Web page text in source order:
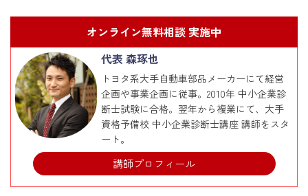
オンライン無料相談 実施中
代表 森琢也
トヨタ系大手自動車部品メーカーにて経営
企画や事業企画に従事。2010年 中小企業診
断士試験に合格。翌年から複業にて、大手
資格予備校 中小企業診断士講座 講師をスタ
ート。
講師プロフィール